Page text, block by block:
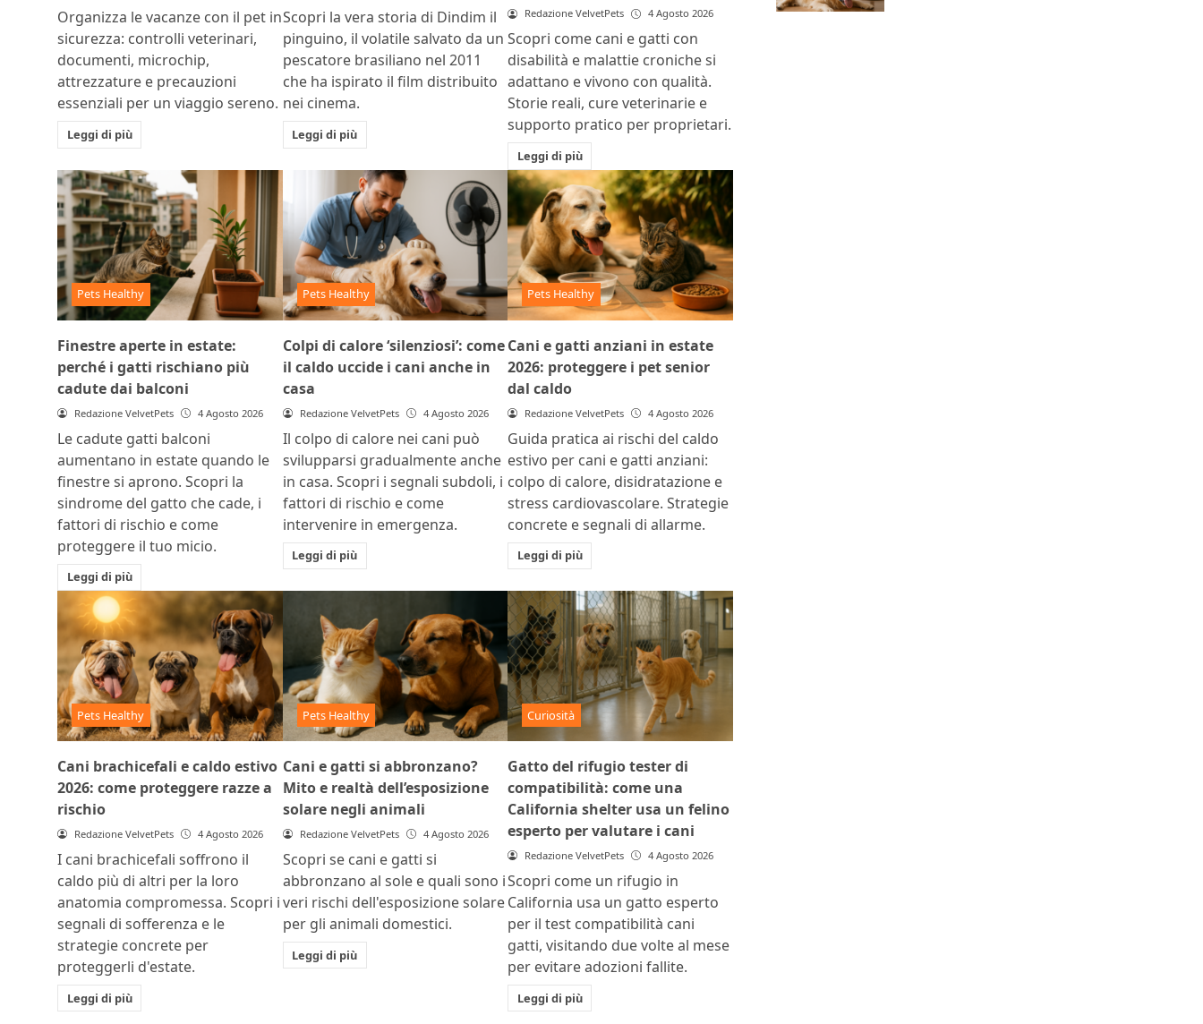
Organizza le vacanze con il pet in
sicurezza: controlli veterinari,
documenti, microchip,
attrezzature e precauzioni
essenziali per un viaggio sereno.
Leggi di più
Scopri la vera storia di Dindim il
pinguino, il volatile salvato da un
pescatore brasiliano nel 2011
che ha ispirato il film distribuito
nei cinema.
Leggi di più
Redazione VelvetPets 4 Agosto 2026
Scopri come cani e gatti con
disabilità e malattie croniche si
adattano e vivono con qualità.
Storie reali, cure veterinarie e
supporto pratico per proprietari.
Leggi di più
Pets Healthy
Finestre aperte in estate:
perché i gatti rischiano più
cadute dai balconi
Redazione VelvetPets 4 Agosto 2026
Le cadute gatti balconi
aumentano in estate quando le
finestre si aprono. Scopri la
sindrome del gatto che cade, i
fattori di rischio e come
proteggere il tuo micio.
Leggi di più
Pets Healthy
Colpi di calore ‘silenziosi’: come
il caldo uccide i cani anche in
casa
Redazione VelvetPets 4 Agosto 2026
Il colpo di calore nei cani può
svilupparsi gradualmente anche
in casa. Scopri i segnali subdoli, i
fattori di rischio e come
intervenire in emergenza.
Leggi di più
Pets Healthy
Cani e gatti anziani in estate
2026: proteggere i pet senior
dal caldo
Redazione VelvetPets 4 Agosto 2026
Guida pratica ai rischi del caldo
estivo per cani e gatti anziani:
colpo di calore, disidratazione e
stress cardiovascolare. Strategie
concrete e segnali di allarme.
Leggi di più
Pets Healthy
Cani brachicefali e caldo estivo
2026: come proteggere razze a
rischio
Redazione VelvetPets 4 Agosto 2026
I cani brachicefali soffrono il
caldo più di altri per la loro
anatomia compromessa. Scopri i
segnali di sofferenza e le
strategie concrete per
proteggerli d'estate.
Leggi di più
Pets Healthy
Cani e gatti si abbronzano?
Mito e realtà dell’esposizione
solare negli animali
Redazione VelvetPets 4 Agosto 2026
Scopri se cani e gatti si
abbronzano al sole e quali sono i
veri rischi dell'esposizione solare
per gli animali domestici.
Leggi di più
Curiosità
Gatto del rifugio tester di
compatibilità: come una
California shelter usa un felino
esperto per valutare i cani
Redazione VelvetPets 4 Agosto 2026
Scopri come un rifugio in
California usa un gatto esperto
per il test compatibilità cani
gatti, visitando due volte al mese
per evitare adozioni fallite.
Leggi di più